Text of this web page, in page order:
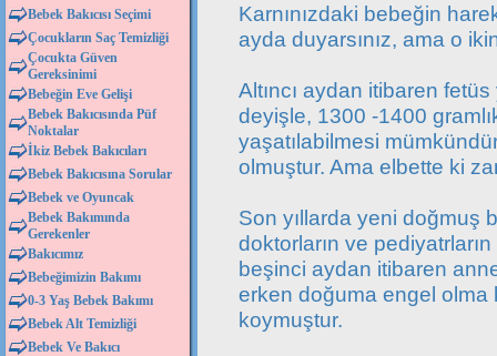
Bebek Bakıcısı Seçimi
Çocukların Saç Temizliği
Çocukta Güven
Gereksinimi
Bebeğin Eve Gelişi
Bebek Bakıcısında Püf
Noktalar
İkiz Bebek Bakıcıları
Bebek Bakıcısına Sorular
Bebek ve Oyuncak
Bebek Bakımında
Gerekenler
Bakıcımız
Bebeğimizin Bakımı
0-3 Yaş Bebek Bakımı
Bebek Alt Temizliği
Bebek Ve Bakıcı
Karnınızdaki bebeğin
ayda duyarsınız, ama o
Altıncı aydan itibaren
deyişle, 1300 -1400
yaşatılabilmesi
olmuştur. Ama elbette ki
Son yıllarda yeni doğmuş
doktorların ve
beşinci aydan itibaren
erken doğuma engel olma
koymuştur.